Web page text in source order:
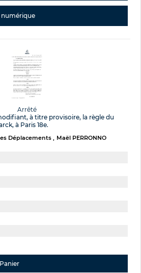
Arrêté
à titre provisoire, la règle du
à Paris 18e.
Déplacements Maël PERRONNO